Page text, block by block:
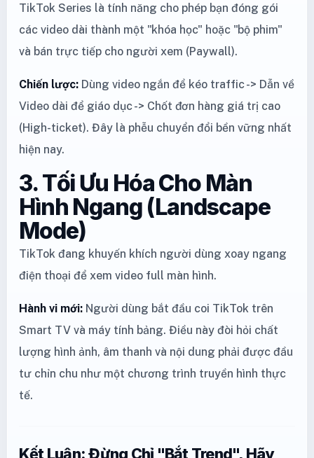
TikTok Series là tính năng cho phép bạn đóng gói
các video dài thành một "khóa học" hoặc "bộ phim"
và bán trực tiếp cho người xem (Paywall).
Chiến lược: Dùng video ngắn để kéo traffic -> Dẫn về
Video dài để giáo dục -> Chốt đơn hàng giá trị cao
(High-ticket). Đây là phễu chuyển đổi bền vững nhất
hiện nay.
3. Tối Ưu Hóa Cho Màn
Hình Ngang (Landscape
Mode)
TikTok đang khuyến khích người dùng xoay ngang
điện thoại để xem video full màn hình.
Hành vi mới: Người dùng bắt đầu coi TikTok trên
Smart TV và máy tính bảng. Điều này đòi hỏi chất
lượng hình ảnh, âm thanh và nội dung phải được đầu
tư chỉn chu như một chương trình truyền hình thực
tế.
Kết Luận: Đừng Chỉ "Bắt Trend", Hãy